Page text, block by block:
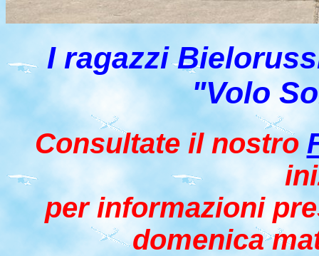
I ragazzi
"Volo
Consultate il nostro
per informazioni
domenica